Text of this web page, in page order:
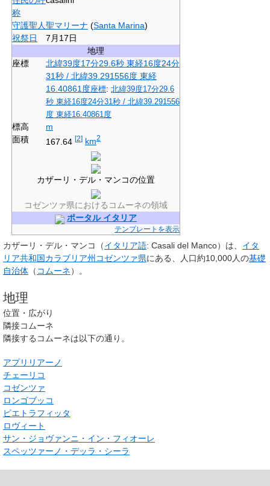
称
守護聖人聖マリーナ (Santa Marina)
祝祭日
7月17日
地理
座標
北緯39度17分29.6秒 東経16度24分
31秒 / 北緯39.291556度 東経
16.40861度座標: 北緯39度17分29.6
秒 東経16度24分31秒 / 北緯39.291556
度 東経16.40861度
標高
m
面積
167.64 [2] km2
カザーリ・デル・マンコの位置
コゼンツァ県におけるコムーネの領域
ポータル イタリア
テンプレートを表示
カザーリ・デル・マンコ （イタリア語: Casali del Manco）は、 イタ
リア共和国カラブリア州コゼンツァ県にある、人口約10,000人の基礎
自治体 （ コムーネ）。
地理
位置・広がり
隣接コムーネ
隣接するコムーネは以下の通り。
アプリリアーノ
チェーリコ
コゼンツァ
ロンゴブッコ
ピエトラフィッタ
ロヴィート
サン・ジョヴァンニ・イン・フィオーレ
スペッツァーノ・デッラ・シーラ